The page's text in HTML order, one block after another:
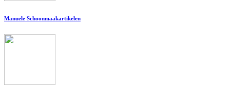
Manuele Schoonmaakartikelen